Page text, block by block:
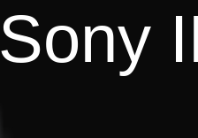
Sony